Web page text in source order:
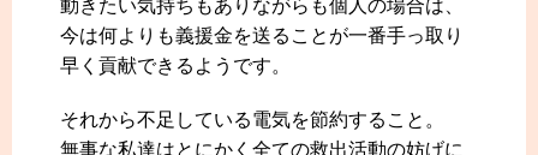
動きたい気持ちもありながらも個人の場合は、
今は何よりも義援金を送ることが一番手っ取り
早く貢献できるようです。
それから不足している電気を節約すること。
無事な私達はとにかく全ての救出活動の妨げに